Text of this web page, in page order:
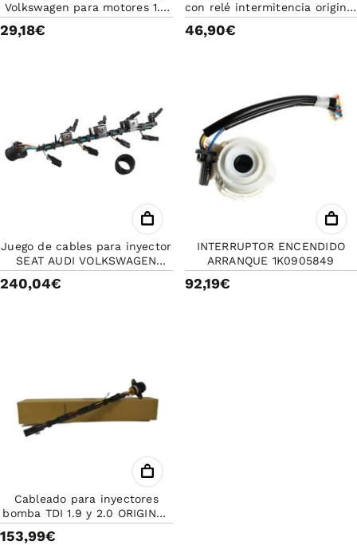
Volkswagen para motores 1.0
TSI
29,18€
con relé intermitencia original
Volkswagen color Negro
46,90€
Juego de cables para inyector
SEAT AUDI VOLKSWAGEN
SKODA
240,04€
INTERRUPTOR ENCENDIDO
ARRANQUE 1K0905849
92,19€
Cableado para inyectores
bomba TDI 1.9 y 2.0 ORIGINAL
GRUPO VAG
153,99€